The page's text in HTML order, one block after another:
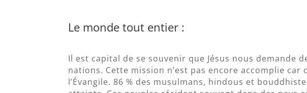
Le monde tout entier :
Il est capital de se souvenir que Jésus nous demande
nations. Cette mission n’est pas encore accomplie car
l’Évangile. 86 % des musulmans, hindous et